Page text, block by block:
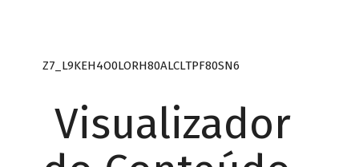
Z7_L9KEH4O0LORH80ALCLTPF80SN6
Visualizador